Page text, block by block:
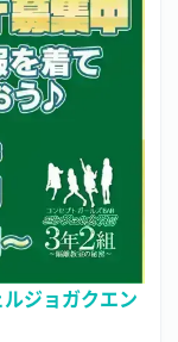
ジョガクエン